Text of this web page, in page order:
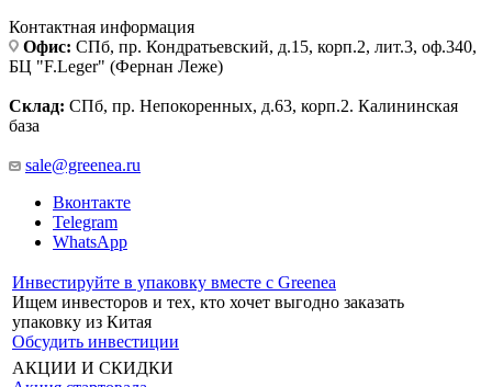
Контактная информация
Офис: СПб, пр. Кондратьевский, д.15, корп.2, лит.3, оф.340,
БЦ "F.Leger" (Фернан Леже)
Склад: СПб, пр. Непокоренных, д.63, корп.2. Калининская
база
sale@greenea.ru
Вконтакте
Telegram
WhatsApp
Инвестируйте в упаковку вместе с Greenea
Ищем инвесторов и тех, кто хочет выгодно заказать
упаковку из Китая
Обсудить инвестиции
АКЦИИ И СКИДКИ